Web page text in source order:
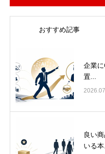
おすすめ記事
企業
置...
良い
いる